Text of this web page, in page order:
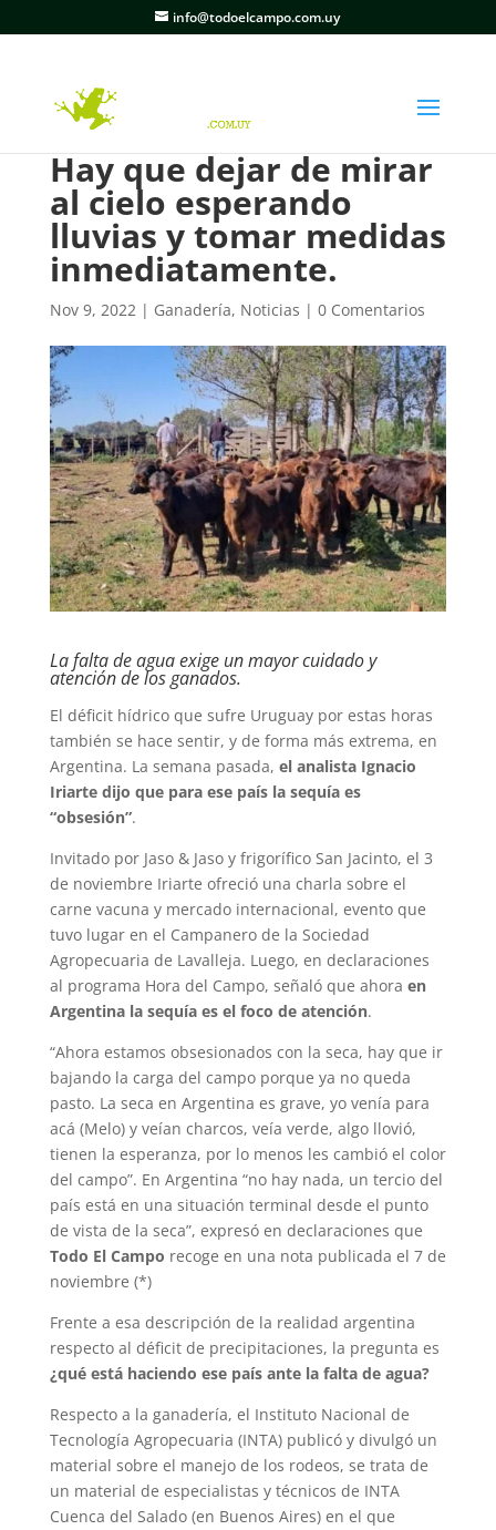
info@todoelcampo.com.uy
Hay que dejar de mirar
al cielo esperando
lluvias y tomar medidas
inmediatamente.
Nov 9, 2022| Ganadería, Noticias | 0 Comentarios
La falta de agua exige un mayor cuidado y
atención de los ganados.
El déficit hídrico que sufre Uruguay por estas horas
también se hace sentir, y de forma más extrema, en
Argentina. La semana pasada, el analista Ignacio
Iriarte dijo que para ese país la sequía es
“obsesión”.
Invitado por Jaso & Jaso y frigorífico San Jacinto, el 3
de noviembre Iriarte ofreció una charla sobre el
carne vacuna y mercado internacional, evento que
tuvo lugar en el Campanero de la Sociedad
Agropecuaria de Lavalleja. Luego, en declaraciones
al programa Hora del Campo, señaló que ahora en
Argentina la sequía es el foco de atención.
“Ahora estamos obsesionados con la seca, hay que ir
bajando la carga del campo porque ya no queda
pasto. La seca en Argentina es grave, yo venía para
acá (Melo) y veían charcos, veía verde, algo llovió,
tienen la esperanza, por lo menos les cambió el color
del campo”. En Argentina “no hay nada, un tercio del
país está en una situación terminal desde el punto
de vista de la seca”, expresó en declaraciones que
Todo El Campo recoge en una nota publicada el 7 de
noviembre (*)
Frente a esa descripción de la realidad argentina
respecto al déficit de precipitaciones, la pregunta es
¿qué está haciendo ese país ante la falta de agua?
Respecto a la ganadería, el Instituto Nacional de
Tecnología Agropecuaria (INTA) publicó y divulgó un
material sobre el manejo de los rodeos, se trata de
un material de especialistas y técnicos de INTA
Cuenca del Salado (en Buenos Aires) en el que